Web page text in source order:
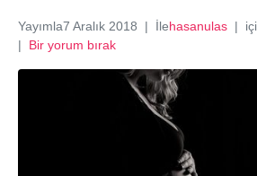
Yayımla7 Aralık 2018 İlehasanulas
Bir yorum bırak